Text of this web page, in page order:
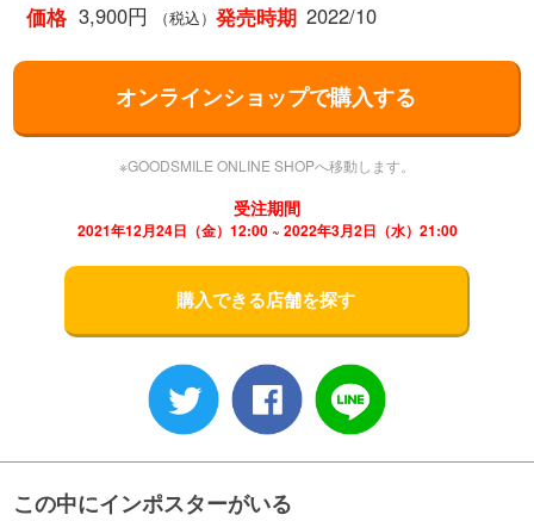
価格 3,900円 （税込） 発売時期 2022/10
オンラインショップで購入する
※GOODSMILE ONLINE SHOPへ移動します。
受注期間
2021年12月24日（金）12:00 ~ 2022年3月2日（水）21:00
購入できる店舗を探す
この中にインポスターがいる